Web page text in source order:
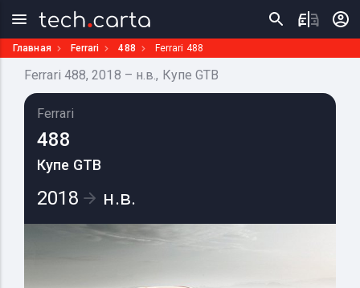
Главная Ferrari 488 Ferrari 488
Ferrari 488, 2018 – н.в., Купе GTB
Ferrari
488
Купе GTB
2018 н.в.